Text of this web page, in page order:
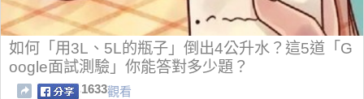
如何「用3L、5L的瓶子」倒出4公升水？這5道「G
oogle面試測驗」你能答對多少題？
1633觀看